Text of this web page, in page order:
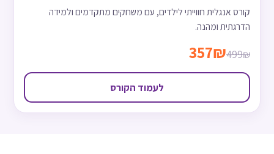
קורס אנגלית חווייתי לילדים, עם משחקים מתקדמים ולמידה
הדרגתית ומהנה.
499₪
357₪
לעמוד הקורס